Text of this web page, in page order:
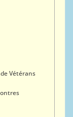
Vétérans